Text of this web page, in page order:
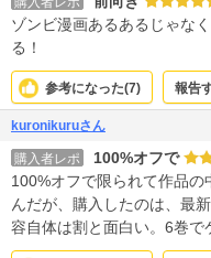
ゾンビ漫画あるあるじゃな
る！
参考になった(7) 報告
kuronikuruさん
購入者レポ
100%オフで
100%オフで限られて作品
んだが、購入したのは、最
容自体は割と面白い。6巻で